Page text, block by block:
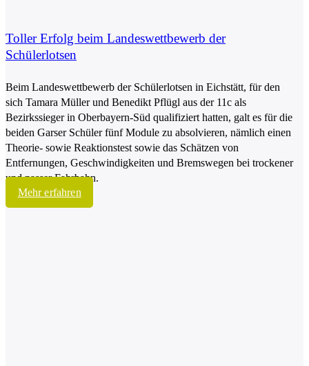
Toller Erfolg beim Landeswettbewerb der
Schülerlotsen
Beim Landeswettbewerb der Schülerlotsen in Eichstätt, für den
sich Tamara Müller und Benedikt Pflügl aus der 11c als
Bezirkssieger in Oberbayern-Süd qualifiziert hatten, galt es für die
beiden Garser Schüler fünf Module zu absolvieren, nämlich einen
Theorie- sowie Reaktionstest sowie das Schätzen von
Entfernungen, Geschwindigkeiten und Bremswegen bei trockener
und nasser Fahrbahn.
Mehr erfahren